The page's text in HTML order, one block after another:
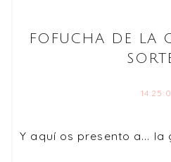
FOFUCHA DE LA
Y aquí os presento a...